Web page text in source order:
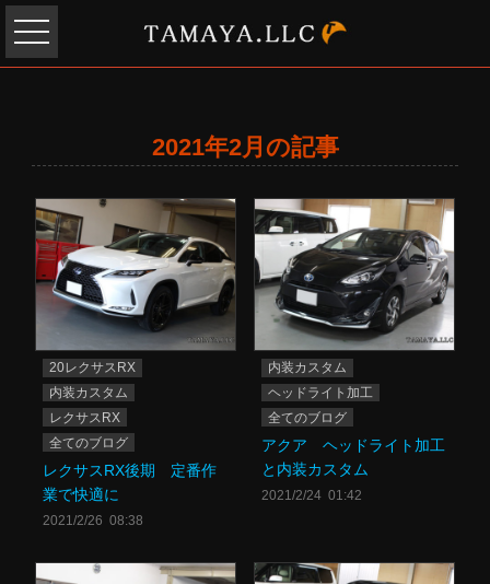
2021年2月の記事
20レクサスRX
内装カスタム
レクサスRX
全てのブログ
レクサスRX後期 定番作
業で快適に
2021/2/26 08:38
内装カスタム
ヘッドライト加工
全てのブログ
アクア ヘッドライト加工
と内装カスタム
2021/2/24 01:42